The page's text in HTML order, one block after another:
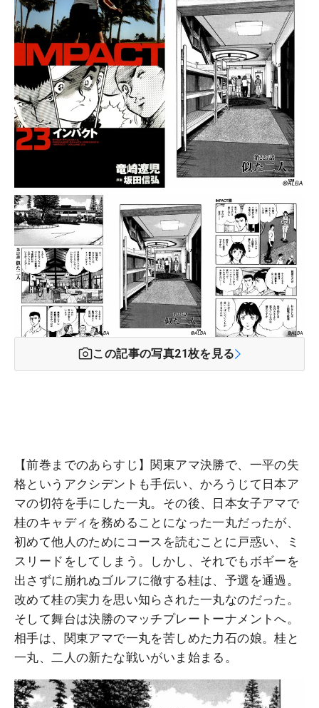
この記事の写真21枚を見る
【前巻までのあらすじ】関東アマ決勝で、一平の失
格というアクシデントも手伝い、かろうじて日本ア
マの切符を手にした一丸。その後、日本女子アマで
桂のキャディを務めることになった一丸だったが、
初めて他人のためにコースを読むことに戸惑い、ミ
スリードをしてしまう。しかし、それでもボギーを
出さずに崩れぬゴルフに徹する桂は、予選を通過。
改めて桂の実力を思い知らされた一丸なのだった。
そして舞台は決勝のマッチプレートーナメントへ。
相手は、関東アマで一丸を苦しめた力石の娘。桂と
一丸、二人の新たな戦いがいま始まる。